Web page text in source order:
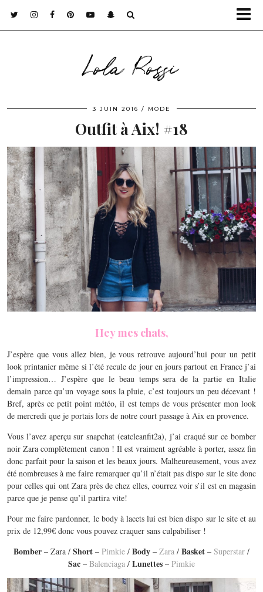
Lola Rossi
3 JUIN 2016 MODE
Outfit à Aix! #18
Hey mes chats,
J’espère que vous allez bien, je vous retrouve aujourd’hui pour un petit
look printanier même si l’été recule de jour en jours partout en France j’ai
l’impression… J’espère que le beau temps sera de la partie en Italie
demain parce qu’un voyage sous la pluie, c’est toujours un peu décevant !
Bref, après ce petit point météo, il est temps de vous présenter mon look
de mercredi que je portais lors de notre court passage à Aix en provence.
Vous l’avez aperçu sur snapchat (eatcleanfit2a), j’ai craqué sur ce bomber
noir Zara complètement canon ! Il est vraiment agréable à porter, assez fin
donc parfait pour la saison et les beaux jours. Malheureusement, vous avez
été nombreuses à me faire remarquer qu’il n’était pas dispo sur le site donc
pour celles qui ont Zara près de chez elles, courrez voir s’il est en magasin
parce que je pense qu’il partira vite!
Pour me faire pardonner, le body à lacets lui est bien dispo sur le site et au
prix de 12,99€ donc vous pouvez craquer sans culpabiliser !
Bomber – Zara / Short – Pimkie / Body – Zara / Basket – Superstar /
Sac – Balenciaga / Lunettes – Pimkie